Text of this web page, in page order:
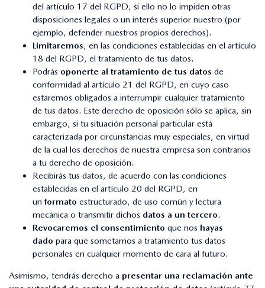
del artículo 17 del RGPD, si ello no lo impiden otras
disposiciones legales o un interés superior nuestro (por
ejemplo, defender nuestros propios derechos).
Limitaremos, en las condiciones establecidas en el artículo
18 del RGPD, el tratamiento de tus datos.
Podrás oponerte al tratamiento de tus datos de
conformidad al artículo 21 del RGPD, en cuyo caso
estaremos obligados a interrumpir cualquier tratamiento
de tus datos. Este derecho de oposición sólo se aplica, sin
embargo, si tu situación personal particular está
caracterizada por circunstancias muy especiales, en virtud
de la cual los derechos de nuestra empresa son contrarios
a tu derecho de oposición.
Recibirás tus datos, de acuerdo con las condiciones
establecidas en el artículo 20 del RGPD, en
un formato estructurado, de uso común y lectura
mecánica o transmitir dichos datos a un tercero.
Revocaremos el consentimiento que nos hayas
dado para que sometamos a tratamiento tus datos
personales en cualquier momento de cara al futuro.
Asimismo, tendrás derecho a presentar una reclamación ante